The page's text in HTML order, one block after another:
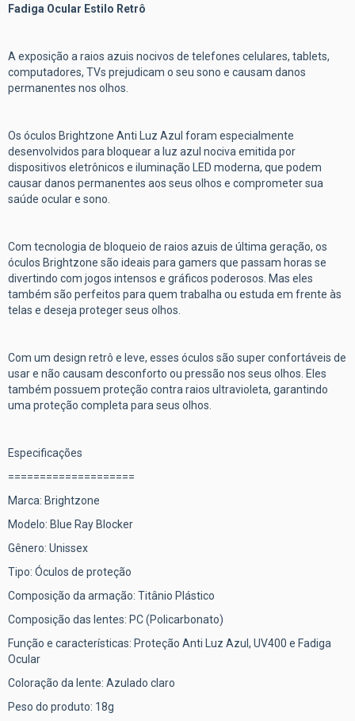
Fadiga Ocular Estilo Retrô
A exposição a raios azuis nocivos de telefones celulares, tablets,
computadores, TVs prejudicam o seu sono e causam danos
permanentes nos olhos.
Os óculos Brightzone Anti Luz Azul foram especialmente
desenvolvidos para bloquear a luz azul nociva emitida por
dispositivos eletrônicos e iluminação LED moderna, que podem
causar danos permanentes aos seus olhos e comprometer sua
saúde ocular e sono.
Com tecnologia de bloqueio de raios azuis de última geração, os
óculos Brightzone são ideais para gamers que passam horas se
divertindo com jogos intensos e gráficos poderosos. Mas eles
também são perfeitos para quem trabalha ou estuda em frente às
telas e deseja proteger seus olhos.
Com um design retrô e leve, esses óculos são super confortáveis de
usar e não causam desconforto ou pressão nos seus olhos. Eles
também possuem proteção contra raios ultravioleta, garantindo
uma proteção completa para seus olhos.
Especificações
====================
Marca: Brightzone
Modelo: Blue Ray Blocker
Gênero: Unissex
Tipo: Óculos de proteção
Composição da armação: Titânio Plástico
Composição das lentes: PC (Policarbonato)
Função e características: Proteção Anti Luz Azul, UV400 e Fadiga
Ocular
Coloração da lente: Azulado claro
Peso do produto: 18g